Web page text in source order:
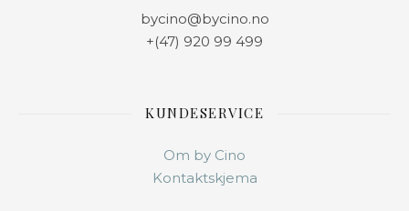
bycino@bycino.no
+(47) 920 99 499
KUNDESERVICE
Om by Cino
Kontaktskjema